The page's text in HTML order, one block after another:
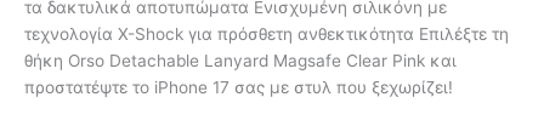
τα δακτυλικά αποτυπώματα Ενισχυμένη σιλικόνη με
τεχνολογία X-Shock για πρόσθετη ανθεκτικότητα Επιλέξτε τη
θήκη Orso Detachable Lanyard Magsafe Clear Pink και
προστατέψτε το iPhone 17 σας με στυλ που ξεχωρίζει!